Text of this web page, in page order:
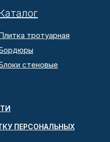
ПЕРСОНАЛЬНЫХ
тротуарная
стеновые